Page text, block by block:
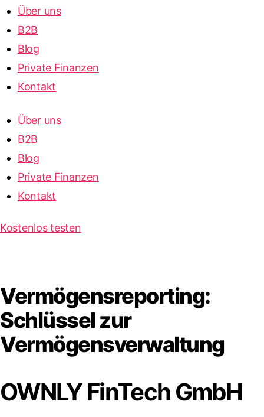
Über uns
B2B
Blog
Private Finanzen
Kontakt
Über uns
B2B
Blog
Private Finanzen
Kontakt
Kostenlos testen
Vermögensreporting:
Schlüssel zur
Vermögensverwaltung
OWNLY FinTech GmbH